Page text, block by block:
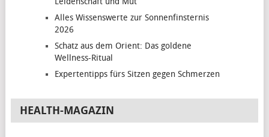
Alles Wissenswerte zur Sonnenfinsternis
2026
Schatz aus dem Orient: Das goldene
Wellness-Ritual
Expertentipps fürs Sitzen gegen Schmerzen
HEALTH-MAGAZIN